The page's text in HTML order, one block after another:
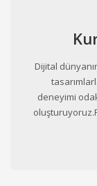
Dijital
deneyimi